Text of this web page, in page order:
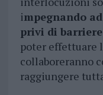
impegnando
privi di
poter effettuare
collaboreranno
raggiungere